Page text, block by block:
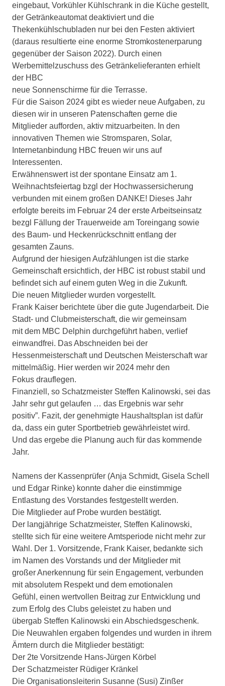
eingebaut, Vorkühler Kühlschrank in die Küche gestellt,
der Getränkeautomat deaktiviert und die
Thekenkühlschubladen nur bei den Festen aktiviert
(daraus resultierte eine enorme Stromkostenerparung
gegenüber der Saison 2022). Durch einen
Werbemittelzuschuss des Getränkelieferanten erhielt
der HBC
neue Sonnenschirme für die Terrasse.
Für die Saison 2024 gibt es wieder neue Aufgaben, zu
diesen wir in unseren Patenschaften gerne die
Mitglieder aufforden, aktiv mitzuarbeiten. In den
innovativen Themen wie Stromsparen, Solar,
Internetanbindung HBC freuen wir uns auf
Interessenten.
Erwähnenswert ist der spontane Einsatz am 1.
Weihnachtsfeiertag bzgl der Hochwassersicherung
verbunden mit einem großen DANKE! Dieses Jahr
erfolgte bereits im Februar 24 der erste Arbeitseinsatz
bezgl Fällung der Trauerweide am Toreingang sowie
des Baum- und Heckenrückschnitt entlang der
gesamten Zauns.
Aufgrund der hiesigen Aufzählungen ist die starke
Gemeinschaft ersichtlich, der HBC ist robust stabil und
befindet sich auf einem guten Weg in die Zukunft.
Die neuen Mitglieder wurden vorgestellt.
Frank Kaiser berichtete über die gute Jugendarbeit. Die
Stadt- und Clubmeisterschaft, die wir gemeinsam
mit dem MBC Delphin durchgeführt haben, verlief
einwandfrei. Das Abschneiden bei der
Hessenmeisterschaft und Deutschen Meisterschaft war
mittelmäßig. Hier werden wir 2024 mehr den
Fokus drauflegen.
Finanziell, so Schatzmeister Steffen Kalinowski, sei das
Jahr sehr gut gelaufen … das Ergebnis war sehr
positiv”. Fazit, der genehmigte Haushaltsplan ist dafür
da, dass ein guter Sportbetrieb gewährleistet wird.
Und das ergebe die Planung auch für das kommende
Jahr.
Namens der Kassenprüfer (Anja Schmidt, Gisela Schell
und Edgar Rinke) konnte daher die einstimmige
Entlastung des Vorstandes festgestellt werden.
Die Mitglieder auf Probe wurden bestätigt.
Der langjährige Schatzmeister, Steffen Kalinowski,
stellte sich für eine weitere Amtsperiode nicht mehr zur
Wahl. Der 1. Vorsitzende, Frank Kaiser, bedankte sich
im Namen des Vorstands und der Mitglieder mit
großer Anerkennung für sein Engagement, verbunden
mit absolutem Respekt und dem emotionalen
Gefühl, einen wertvollen Beitrag zur Entwicklung und
zum Erfolg des Clubs geleistet zu haben und
übergab Steffen Kalinowski ein Abschiedsgeschenk.
Die Neuwahlen ergaben folgendes und wurden in ihrem
Ämtern durch die Mitglieder bestätigt:
Der 2te Vorsitzende Hans-Jürgen Körbel
Der Schatzmeister Rüdiger Kränkel
Die Organisationsleiterin Susanne (Susi) Zinßer